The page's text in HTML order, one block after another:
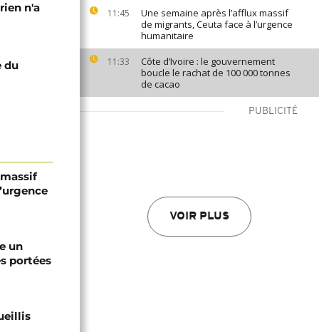
11:45
Une semaine après l’afflux massif
de migrants, Ceuta face à l’urgence
humanitaire
11:33
Côte d’Ivoire : le gouvernement
boucle le rachat de 100 000 tonnes
de cacao
PUBLICITÉ
VOIR PLUS
n'a
du
un
portées